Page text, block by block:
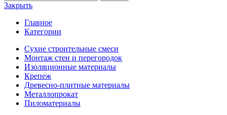
Закрыть
Главное
Категории
Сухие строительные смеси
Монтаж стен и перегородок
Изоляционные материалы
Крепеж
Древесно-плитные материалы
Металлопрокат
Пиломатериалы